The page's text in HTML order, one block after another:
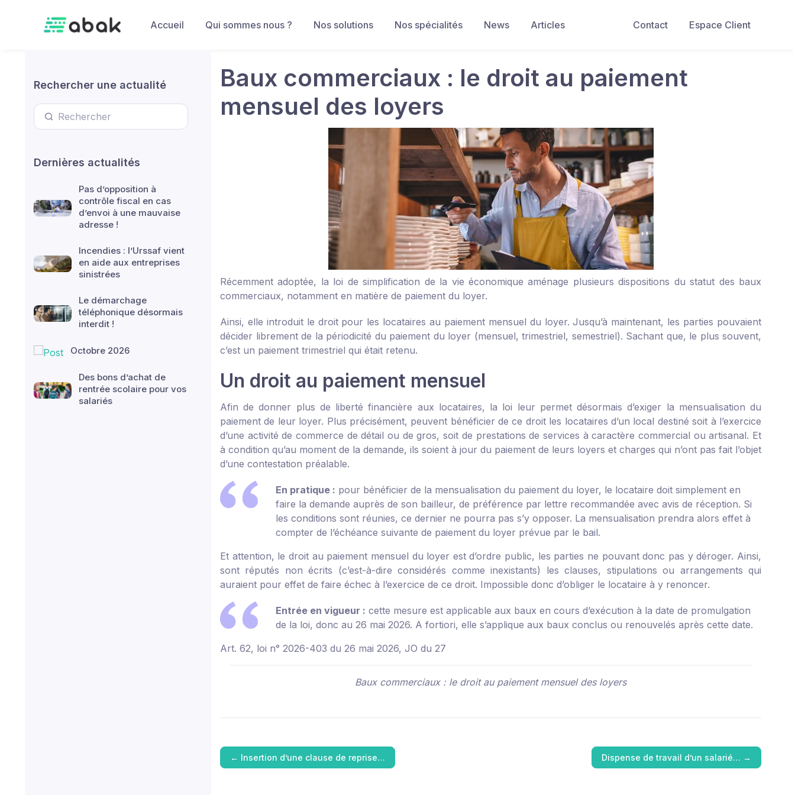
Contact
Espace Client
Accueil Qui sommes nous ? Nos solutions Nos spécialités News Articles
Rechercher une actualité
Dernières actualités
Pas d’opposition à
contrôle fiscal en cas
d’envoi à une mauvaise
adresse !
Incendies : l’Urssaf vient
en aide aux entreprises
sinistrées
Le démarchage
téléphonique désormais
interdit !
Octobre 2026
Des bons d’achat de
rentrée scolaire pour vos
salariés
Baux commerciaux : le droit au paiement
mensuel des loyers
Récemment adoptée, la loi de simplification de la vie économique aménage plusieurs dispositions du statut des baux
commerciaux, notamment en matière de paiement du loyer.
Ainsi, elle introduit le droit pour les locataires au paiement mensuel du loyer. Jusqu’à maintenant, les parties pouvaient
décider librement de la périodicité du paiement du loyer (mensuel, trimestriel, semestriel). Sachant que, le plus souvent,
c’est un paiement trimestriel qui était retenu.
Un droit au paiement mensuel
Afin de donner plus de liberté financière aux locataires, la loi leur permet désormais d’exiger la mensualisation du
paiement de leur loyer. Plus précisément, peuvent bénéficier de ce droit les locataires d’un local destiné soit à l’exercice
d’une activité de commerce de détail ou de gros, soit de prestations de services à caractère commercial ou artisanal. Et
à condition qu’au moment de la demande, ils soient à jour du paiement de leurs loyers et charges qui n’ont pas fait l’objet
d’une contestation préalable.
En pratique : pour bénéficier de la mensualisation du paiement du loyer, le locataire doit simplement en
faire la demande auprès de son bailleur, de préférence par lettre recommandée avec avis de réception. Si
les conditions sont réunies, ce dernier ne pourra pas s’y opposer. La mensualisation prendra alors effet à
compter de l’échéance suivante de paiement du loyer prévue par le bail.
Et attention, le droit au paiement mensuel du loyer est d’ordre public, les parties ne pouvant donc pas y déroger. Ainsi,
sont réputés non écrits (c’est-à-dire considérés comme inexistants) les clauses, stipulations ou arrangements qui
auraient pour effet de faire échec à l’exercice de ce droit. Impossible donc d’obliger le locataire à y renoncer.
Entrée en vigueur : cette mesure est applicable aux baux en cours d’exécution à la date de promulgation
de la loi, donc au 26 mai 2026. A fortiori, elle s’applique aux baux conclus ou renouvelés après cette date.
Art. 62, loi n° 2026-403 du 26 mai 2026, JO du 27
Baux commerciaux : le droit au paiement mensuel des loyers
← Insertion d’une clause de reprise… Dispense de travail d’un salarié… →